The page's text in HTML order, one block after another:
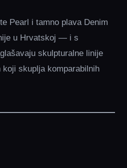
Pearl i tamno plava Denim
u Hrvatskoj — i s
skulpturalne linije
koji skuplja komparabilnih